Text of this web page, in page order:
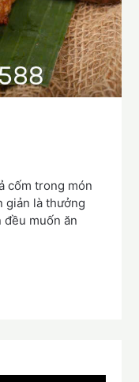
cốm trong món
giản là thưởng
đều muốn ăn